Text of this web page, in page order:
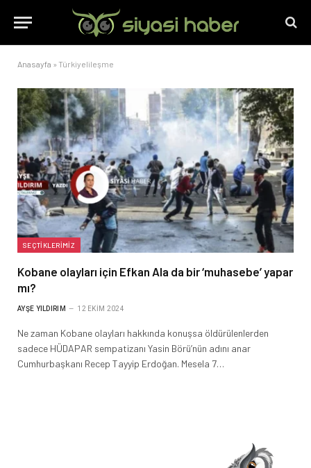
Anasayfa » Türkiyelileşme
SEÇTIKLERIMIZ
Kobane olayları için Efkan Ala da bir ‘muhasebe’ yapar
mı?
AYŞE YILDIRIM 12 EKIM 2024
Ne zaman Kobane olayları hakkında konuşsa öldürülenlerden
sadece HÜDAPAR sempatizanı Yasin Börü’nün adını anar
Cumhurbaşkanı Recep Tayyip Erdoğan. Mesela 7…